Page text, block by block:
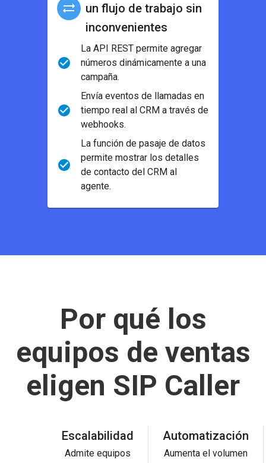
un flujo de trabajo sin
inconvenientes
La API REST permite agregar
números dinámicamente a una
campaña.
Envía eventos de llamadas en
tiempo real al CRM a través de
webhooks.
La función de pasaje de datos
permite mostrar los detalles
de contacto del CRM al
agente.
Por qué los
equipos de ventas
eligen SIP Caller
Escalabilidad
Admite equipos
Automatización
Aumenta el volumen